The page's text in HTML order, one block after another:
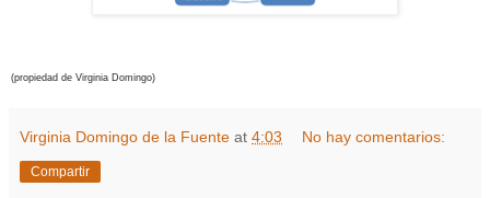
(propiedad de Virginia Domingo)
Virginia Domingo de la Fuente at 4:03 No hay comentarios:
Compartir